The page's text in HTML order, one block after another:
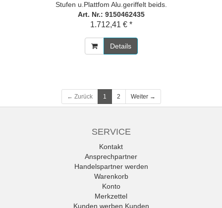
Stufen u.Plattfom Alu.geriffelt beids.
Art. Nr.: 9150462435
1.712,41 € *
Details
← Zurück 1 2 Weiter →
SERVICE
Kontakt
Ansprechpartner
Handelspartner werden
Warenkorb
Konto
Merkzettel
Kunden werben Kunden